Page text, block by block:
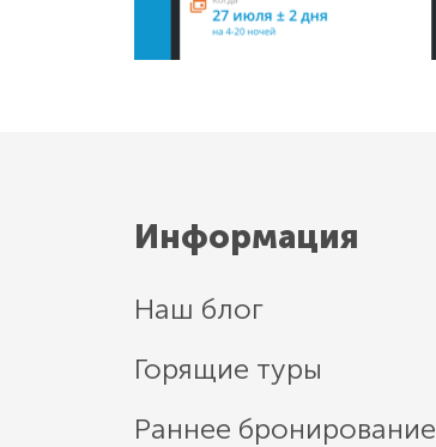
Информация
Наш блог
Горящие туры
Раннее бронирование